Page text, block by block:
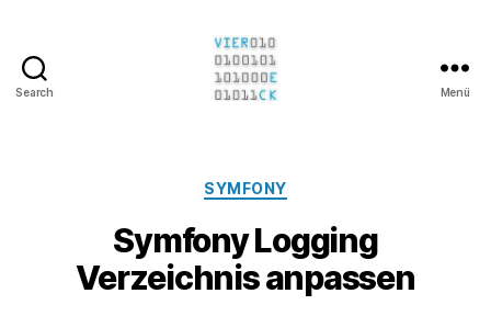
Search Menü
Kategorien
SYMFONY
Symfony Logging
Verzeichnis anpassen